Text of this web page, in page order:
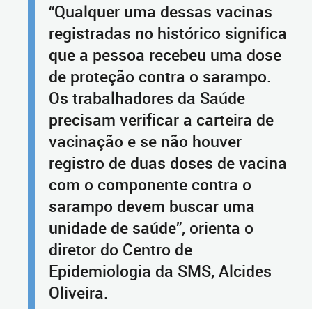
“Qualquer uma dessas vacinas
registradas no histórico significa
que a pessoa recebeu uma dose
de proteção contra o sarampo.
Os trabalhadores da Saúde
precisam verificar a carteira de
vacinação e se não houver
registro de duas doses de vacina
com o componente contra o
sarampo devem buscar uma
unidade de saúde”, orienta o
diretor do Centro de
Epidemiologia da SMS, Alcides
Oliveira.